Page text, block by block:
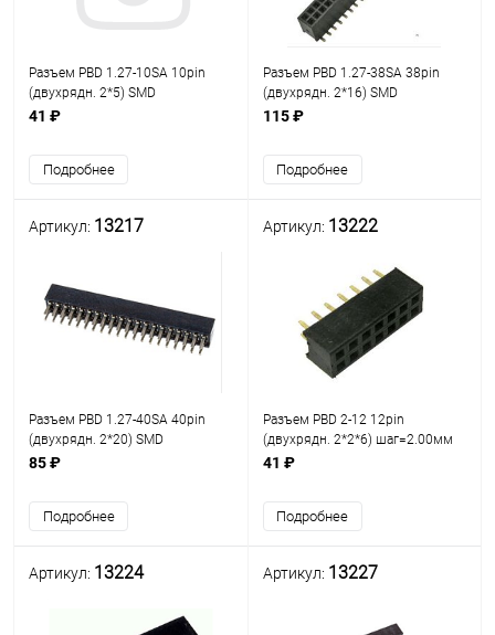
Разъем PBD 1.27-10SA 10pin
(двухрядн. 2*5) SMD
шаг=1.27мм гнездо на плату
41 ₽
Подробнее
Разъем PBD 1.27-38SA 38pin
(двухрядн. 2*16) SMD
шаг=1.27мм гнездо на плату
115 ₽
Подробнее
Артикул: 13217
Разъем PBD 1.27-40SA 40pin
(двухрядн. 2*20) SMD
шаг=1.27мм гнездо на плату
85 ₽
Подробнее
Артикул: 13222
Разъем PBD 2-12 12pin
(двухрядн. 2*2*6) шаг=2.00мм
гнездо на плату/ответная часть
штыревой Двухрядный на
плату 12pin
41 ₽
Подробнее
Артикул: 13224 Артикул: 13227